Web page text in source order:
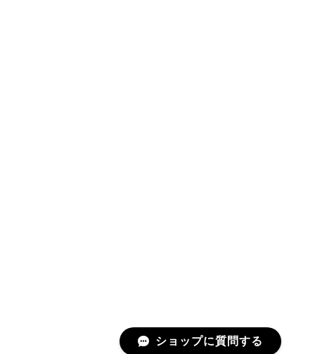
ショップに質問する